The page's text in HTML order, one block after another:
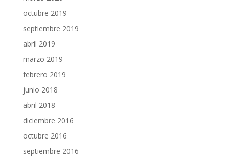
octubre 2019
septiembre 2019
abril 2019
marzo 2019
febrero 2019
junio 2018
abril 2018
diciembre 2016
octubre 2016
septiembre 2016